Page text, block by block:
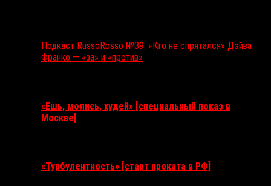
Подкаст RussoRosso №39: «Кто не спрятался» Дэйва
Франко — «за» и «против»
«Ешь, молись, худей» [специальный показ в
Москве]
«Турбулентность» [старт проката в РФ]